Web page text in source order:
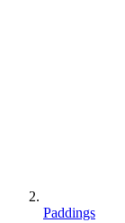
Paddings